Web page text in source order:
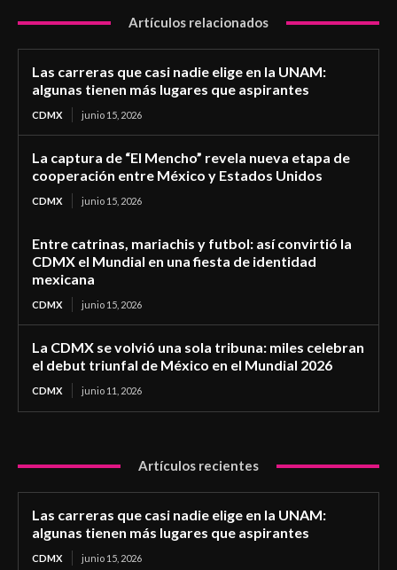
Artículos relacionados
Las carreras que casi nadie elige en la UNAM:
algunas tienen más lugares que aspirantes
CDMX junio 15, 2026
La captura de “El Mencho” revela nueva etapa de
cooperación entre México y Estados Unidos
CDMX junio 15, 2026
Entre catrinas, mariachis y futbol: así convirtió la
CDMX el Mundial en una fiesta de identidad
mexicana
CDMX junio 15, 2026
La CDMX se volvió una sola tribuna: miles celebran
el debut triunfal de México en el Mundial 2026
CDMX junio 11, 2026
Artículos recientes
Las carreras que casi nadie elige en la UNAM:
algunas tienen más lugares que aspirantes
CDMX junio 15, 2026